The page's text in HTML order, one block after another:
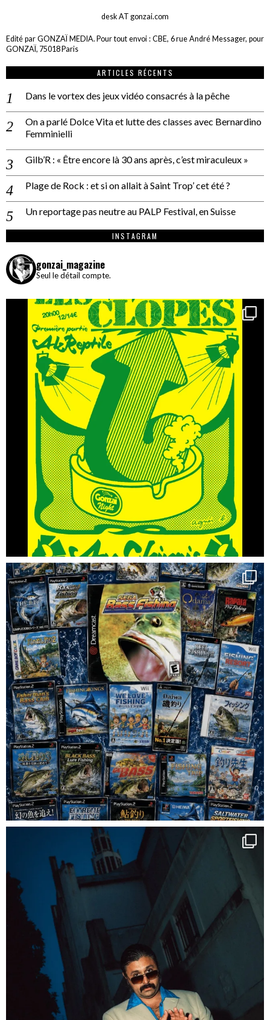
desk AT gonzai.com
Edité par GONZAÏ MEDIA. Pour tout envoi : CBE, 6 rue André Messager, pour
GONZAÏ, 75018 Paris
ARTICLES RÉCENTS
Dans le vortex des jeux vidéo consacrés à la pêche
On a parlé Dolce Vita et lutte des classes avec Bernardino
Femminielli
Gilb’R : « Être encore là 30 ans après, c’est miraculeux »
Plage de Rock : et si on allait à Saint Trop’ cet été ?
Un reportage pas neutre au PALP Festival, en Suisse
INSTAGRAM
gonzai_magazine
Seul le détail compte.